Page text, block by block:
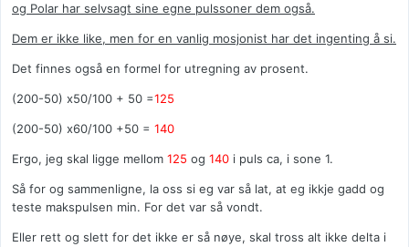
og Polar har selvsagt sine egne pulssoner dem også.
Dem er ikke like, men for en vanlig mosjonist har det ingenting å si.
Det finnes også en formel for utregning av prosent.
(200-50) x50/100 + 50 =125
(200-50) x60/100 +50 = 140
Ergo, jeg skal ligge mellom 125 og 140 i puls ca, i sone 1.
Så for og sammenligne, la oss si eg var så lat, at eg ikkje gadd og
teste makspulsen min. For det var så vondt.
Eller rett og slett for det ikke er så nøye, skal tross alt ikke delta i